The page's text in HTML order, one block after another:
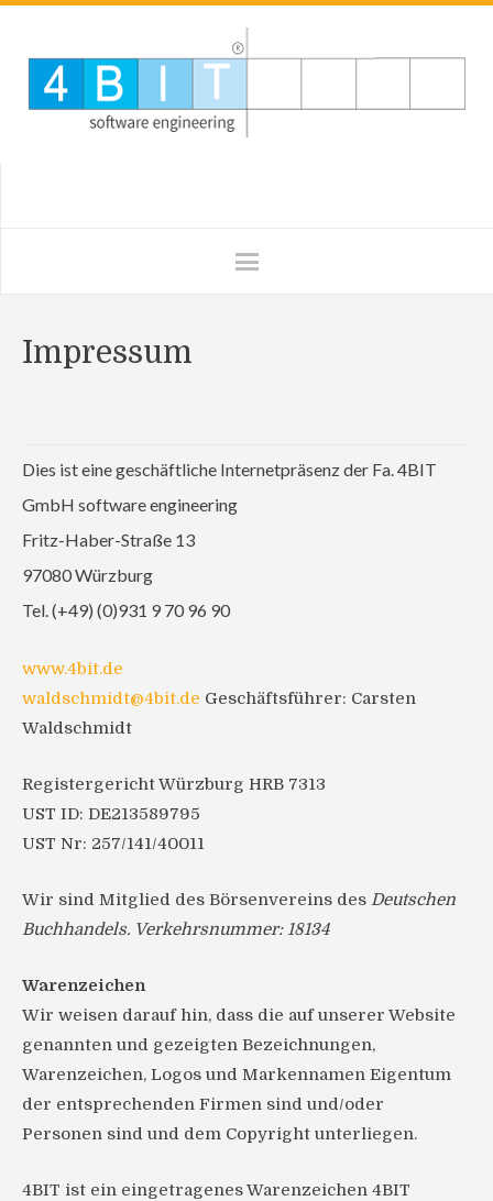
Impressum
Dies ist eine geschäftliche Internetpräsenz der Fa. 4BIT
GmbH software engineering
Fritz-Haber-Straße 13
97080 Würzburg
Tel. (+49) (0)931 9 70 96 90
www.4bit.de
waldschmidt@4bit.de Geschäftsführer: Carsten
Waldschmidt
Registergericht Würzburg HRB 7313
UST ID: DE213589795
UST Nr: 257/141/40011
Wir sind Mitglied des Börsenvereins des Deutschen
Buchhandels. Verkehrsnummer: 18134
Warenzeichen
Wir weisen darauf hin, dass die auf unserer Website
genannten und gezeigten Bezeichnungen,
Warenzeichen, Logos und Markennamen Eigentum
der entsprechenden Firmen sind und/oder
Personen sind und dem Copyright unterliegen.
4BIT ist ein eingetragenes Warenzeichen 4BIT